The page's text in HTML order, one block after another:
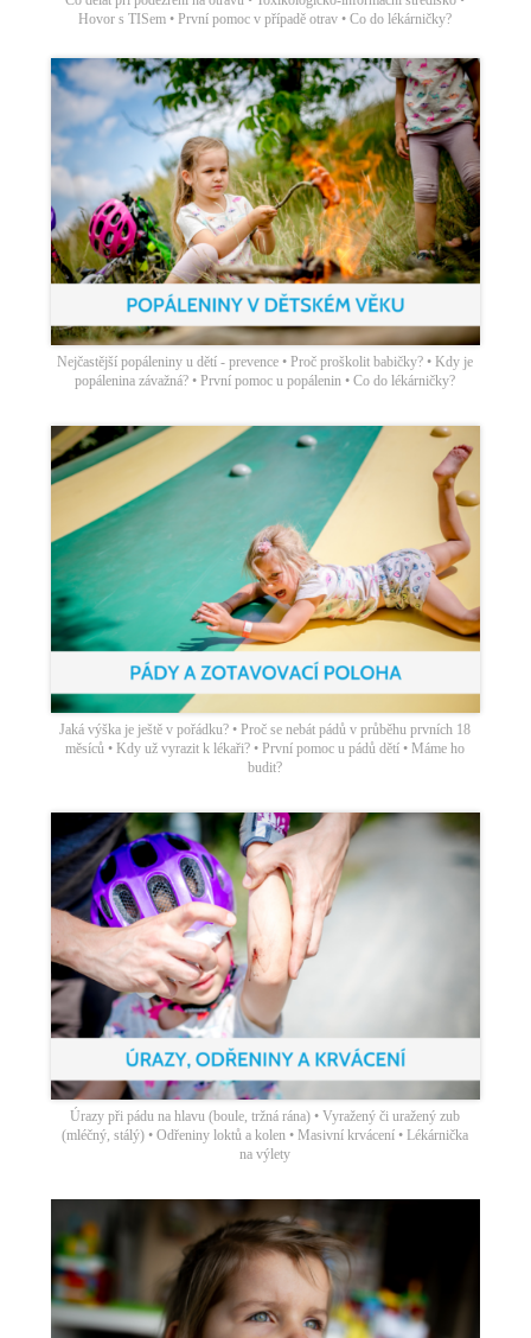
Hovor s TISem • První pomoc v případě otrav • Co do lékárničky?
Nejčastější popáleniny u dětí - prevence • Proč proškolit babičky? • Kdy je
popálenina závažná? • První pomoc u popálenin • Co do lékárničky?
Jaká výška je ještě v pořádku? • Proč se nebát pádů v průběhu prvních 18
měsíců • Kdy už vyrazit k lékaři? • První pomoc u pádů dětí • Máme ho
budit?
Úrazy při pádu na hlavu (boule, tržná rána) • Vyražený či uražený zub
(mléčný, stálý) • Odřeniny loktů a kolen • Masivní krvácení • Lékárnička
na výlety